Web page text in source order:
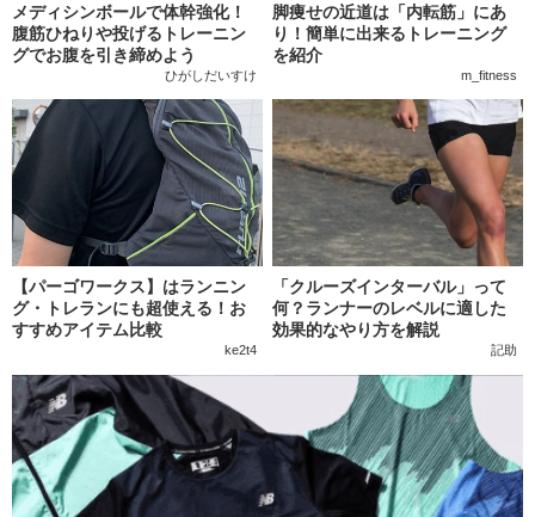
メディシンボールで体幹強化！
腹筋ひねりや投げるトレーニン
グでお腹を引き締めよう
ひがしだいすけ
脚痩せの近道は「内転筋」にあ
り！簡単に出来るトレーニング
を紹介
m_fitness
【パーゴワークス】はランニン
グ・トレランにも超使える！お
すすめアイテム比較
ke2t4
「クルーズインターバル」って
何？ランナーのレベルに適した
効果的なやり方を解説
記助